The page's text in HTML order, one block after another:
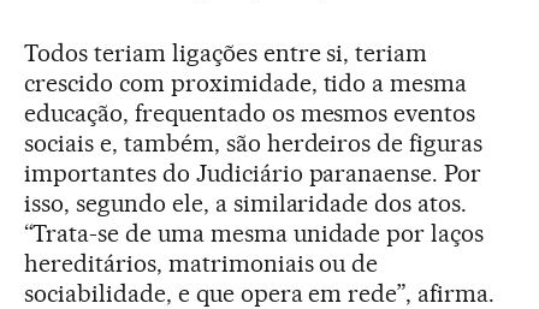
Todos teriam ligações entre si, teriam
crescido com proximidade, tido a mesma
educação, frequentado os mesmos eventos
sociais e, também, são herdeiros de figuras
importantes do Judiciário paranaense. Por
isso, segundo ele, a similaridade dos atos.
“Trata-se de uma mesma unidade por laços
hereditários, matrimoniais ou de
sociabilidade, e que opera em rede”, afirma.